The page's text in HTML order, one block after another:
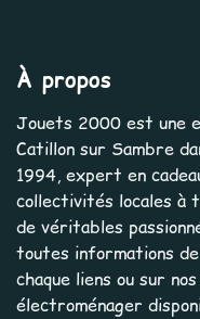
À propos
Jouets 2000 est une
Catillon sur Sambre
1994, expert en
collectivités locales à
de véritables
toutes informations
chaque liens ou sur
électroménager